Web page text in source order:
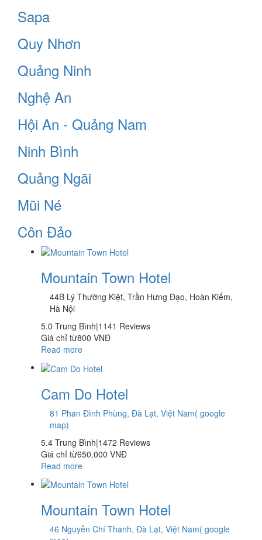
Sapa
Quy Nhơn
Quảng Ninh
Nghệ An
Hội An - Quảng Nam
Ninh Bình
Quảng Ngãi
Mũi Né
Côn Đảo
Mountain Town Hotel
44B Lý Thường Kiệt, Trần Hưng Đạo, Hoàn Kiếm,
Hà Nội
5.0 Trung Bình|1141 Reviews
Giá chỉ từ800 VNĐ
Read more
Cam Do Hotel
81 Phan Đình Phùng, Đà Lạt, Việt Nam( google
map)
5.4 Trung Bình|1472 Reviews
Giá chỉ từ650.000 VNĐ
Read more
Mountain Town Hotel
46 Nguyễn Chí Thanh, Đà Lạt, Việt Nam( google